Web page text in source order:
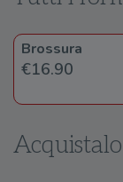
Brossura
€16.90
Acquistalo